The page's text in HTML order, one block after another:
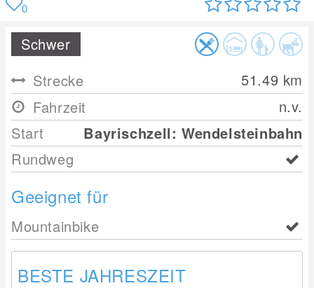
0
Schwer
Strecke
51.49 km
Fahrzeit
n.v.
Start
Bayrischzell: Wendelsteinbahn
Rundweg
Geeignet für
Mountainbike
BESTE JAHRESZEIT